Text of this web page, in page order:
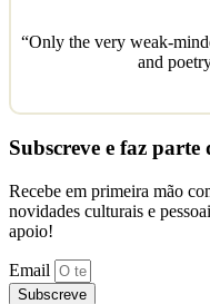
“Only the very weak-
and
Subscreve e faz
Recebe em primeira mão
novidades culturais e
apoio!
Email
Subscreve